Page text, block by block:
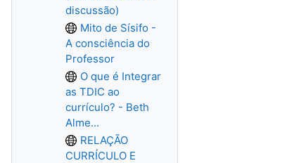
discussão)
Mito de Sísifo -
A consciência do
Professor
O que é Integrar
as TDIC ao
currículo? - Beth
Alme...
RELAÇÃO
CURRÍCULO E